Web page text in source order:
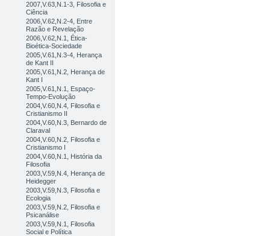
2007,V.63,N.1-3, Filosofia e
Ciência
2006,V.62,N.2-4, Entre
Razão e Revelação
2006,V.62,N.1, Ética-
Bioética-Sociedade
2005,V.61,N.3-4, Herança
de Kant II
2005,V.61,N.2, Herança de
Kant I
2005,V.61,N.1, Espaço-
Tempo-Evolução
2004,V.60,N.4, Filosofia e
Cristianismo II
2004,V.60,N.3, Bernardo de
Claraval
2004,V.60,N.2, Filosofia e
Cristianismo I
2004,V.60,N.1, História da
Filosofia
2003,V.59,N.4, Herança de
Heidegger
2003,V.59,N.3, Filosofia e
Ecologia
2003,V.59,N.2, Filosofia e
Psicanálise
2003,V.59,N.1, Filosofia
Social e Política